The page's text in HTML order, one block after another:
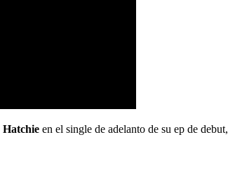
Hatchie en el single de adelanto de su ep de debut,